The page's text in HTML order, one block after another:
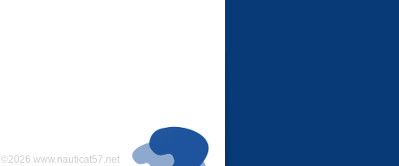
©2026 www.nauticat57.net